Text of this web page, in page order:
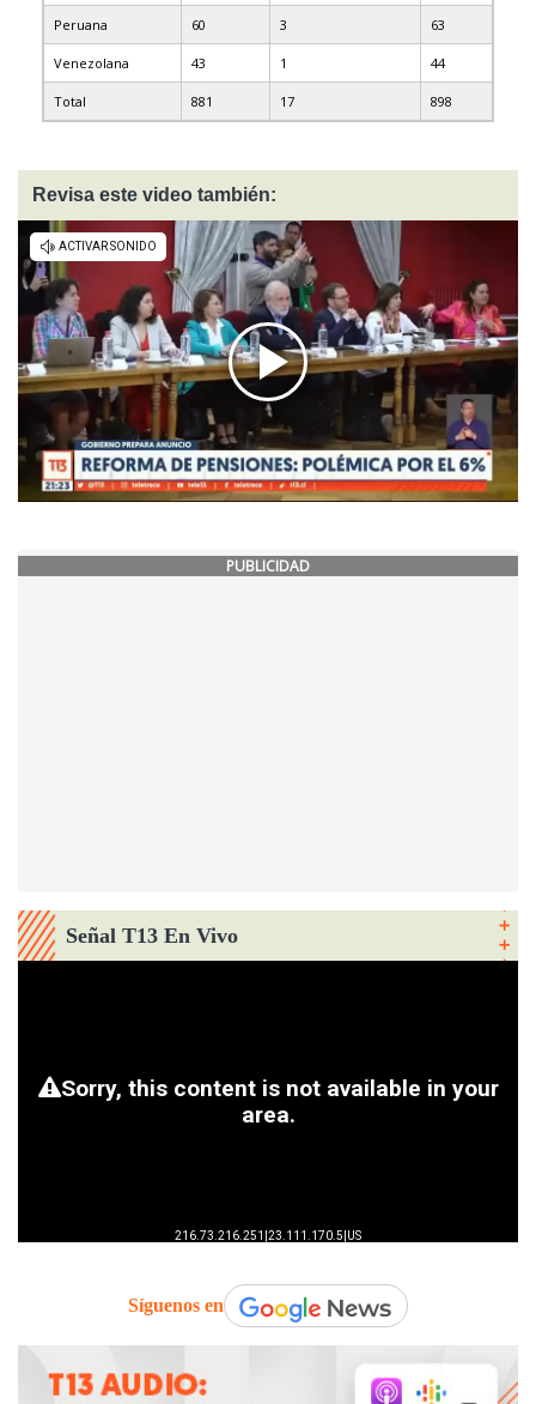
Peruana 60 3 63
Venezolana 43 1 44
Total 881 17 898
Revisa este video también:
PUBLICIDAD
Señal T13 En Vivo
Síguenos en